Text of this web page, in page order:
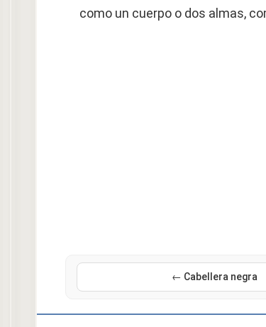
como un cuerpo o dos almas,
← Cabellera negra